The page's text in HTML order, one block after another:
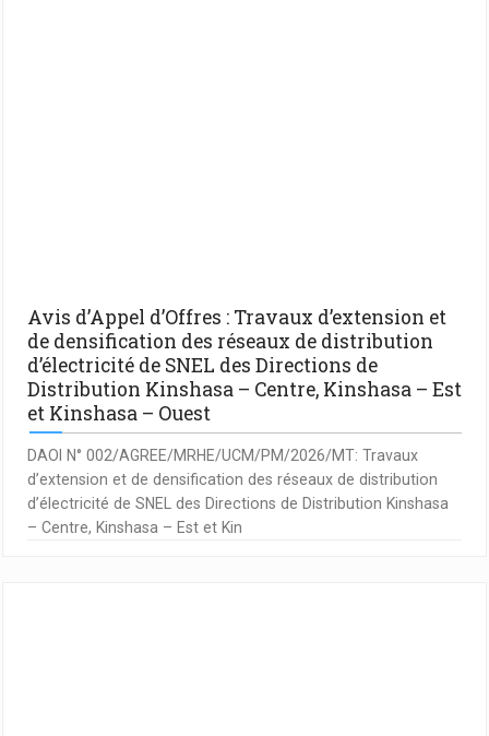
Avis d’Appel d’Offres : Travaux d’extension et
de densification des réseaux de distribution
d’électricité de SNEL des Directions de
Distribution Kinshasa – Centre, Kinshasa – Est
et Kinshasa – Ouest
DAOI N° 002/AGREE/MRHE/UCM/PM/2026/MT: Travaux
d’extension et de densification des réseaux de distribution
d’électricité de SNEL des Directions de Distribution Kinshasa
– Centre, Kinshasa – Est et Kin